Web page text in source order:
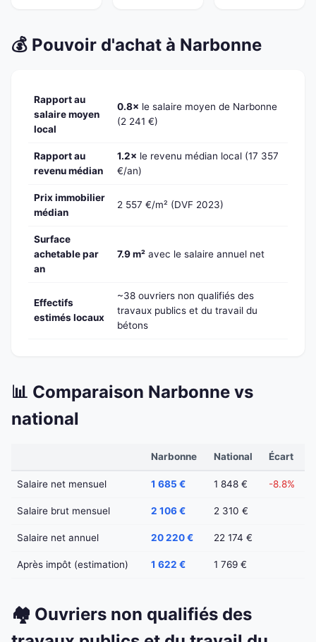
💰 Pouvoir d'achat à Narbonne
Rapport au
salaire moyen
local
0.8× le salaire moyen de Narbonne
(2 241 €)
Rapport au
revenu médian
1.2× le revenu médian local (17 357
€/an)
Prix immobilier
médian
2 557 €/m² (DVF 2023)
Surface
achetable par
an
7.9 m² avec le salaire annuel net
Effectifs
estimés locaux
~38 ouvriers non qualifiés des
travaux publics et du travail du
bétons
📊 Comparaison Narbonne vs
national
Narbonne National Écart
Salaire net mensuel 1 685 € 1 848 € -8.8%
Salaire brut mensuel 2 106 € 2 310 €
Salaire net annuel 20 220 € 22 174 €
Après impôt (estimation) 1 622 € 1 769 €
🏘️ Ouvriers non qualifiés des